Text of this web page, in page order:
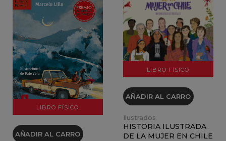
LIBRO FÍSICO
VER DETALLES
AÑADIR AL CARRO
LIBRO FÍSICO
VER DETALLES
AÑADIR AL CARRO
Ilustrados
HISTORIA ILUSTRADA
DE LA MUJER EN CHILE